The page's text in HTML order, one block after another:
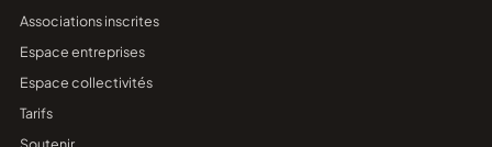
Associations inscrites
Espace entreprises
Espace collectivités
Tarifs